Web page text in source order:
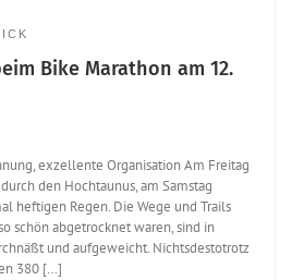
Bike Marathon am 12.
exzellente Organisation Am Freitag
den Hochtaunus, am Samstag
heftigen Regen. Die Wege und Trails
schön abgetrocknet waren, sind in
und aufgeweicht. Nichtsdestotrotz
380 […]